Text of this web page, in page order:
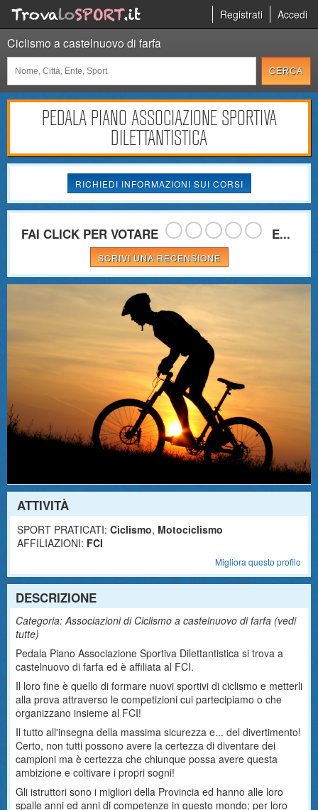
Registrati Accedi
Ciclismo a castelnuovo di farfa
PEDALA PIANO ASSOCIAZIONE SPORTIVA
DILETTANTISTICA
RICHIEDI INFORMAZIONI SUI CORSI
FAI CLICK PER VOTARE E...
SCRIVI UNA RECENSIONE
ATTIVITÀ
SPORT PRATICATI: Ciclismo, Motociclismo
AFFILIAZIONI: FCI
Migliora questo profilo
DESCRIZIONE
Categoria: Associazioni di Ciclismo a castelnuovo di farfa (vedi
tutte)
Pedala Piano Associazione Sportiva Dilettantistica si trova a
castelnuovo di farfa ed è affiliata al FCI.
Il loro fine è quello di formare nuovi sportivi di ciclismo e metterli
alla prova attraverso le competizioni cui partecipiamo o che
organizzano insieme al FCI!
Il tutto all'insegna della massima sicurezza e... del divertimento!
Certo, non tutti possono avere la certezza di diventare dei
campioni ma è certezza che chiunque possa avere questa
ambizione e coltivare i propri sogni!
Gli istruttori sono i migliori della Provincia ed hanno alle loro
spalle anni ed anni di competenze in questo mondo; per loro